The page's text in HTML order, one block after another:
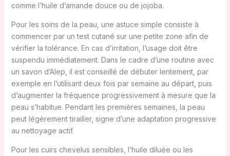
comme l’huile d’amande douce ou de jojoba.
Pour les soins de la peau, une astuce simple consiste à
commencer par un test cutané sur une petite zone afin de
vérifier la tolérance. En cas d’irritation, l’usage doit être
suspendu immédiatement. Dans le cadre d’une routine avec
un savon d’Alep, il est conseillé de débuter lentement, par
exemple en l’utilisant deux fois par semaine au départ, puis
d’augmenter la fréquence progressivement à mesure que la
peau s’habitue. Pendant les premières semaines, la peau
peut légèrement tirailler, signe d’une adaptation progressive
au nettoyage actif.
Pour les cuirs chevelus sensibles, l’huile diluée ou les